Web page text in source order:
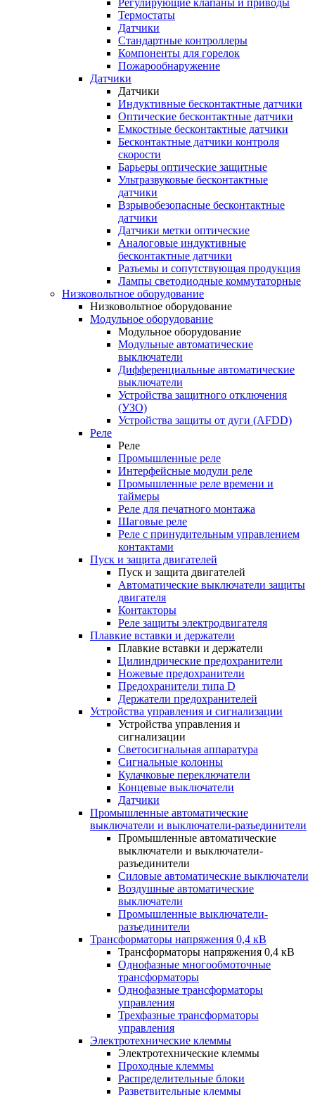
Регулирующие клапаны и приводы
Термостаты
Датчики
Стандартные контроллеры
Компоненты для горелок
Пожарообнаружение
Датчики
Датчики
Индуктивные бесконтактные датчики
Оптические бесконтактные датчики
Емкостные бесконтактные датчики
Бесконтактные датчики контроля
скорости
Барьеры оптические защитные
Ультразвуковые бесконтактные
датчики
Взрывобезопасные бесконтактные
датчики
Датчики метки оптические
Аналоговые индуктивные
бесконтактные датчики
Разъемы и сопутствующая продукция
Лампы светодиодные коммутаторные
Низковольтное оборудование
Низковольтное оборудование
Модульное оборудование
Модульное оборудование
Модульные автоматические
выключатели
Дифференциальные автоматические
выключатели
Устройства защитного отключения
(УЗО)
Устройства защиты от дуги (AFDD)
Реле
Реле
Промышленные реле
Интерфейсные модули реле
Промышленные реле времени и
таймеры
Реле для печатного монтажа
Шаговые реле
Реле с принудительным управлением
контактами
Пуск и защита двигателей
Пуск и защита двигателей
Автоматические выключатели защиты
двигателя
Контакторы
Реле защиты электродвигателя
Плавкие вставки и держатели
Плавкие вставки и держатели
Цилиндрические предохранители
Ножевые предохранители
Предохранители типа D
Держатели предохранителей
Устройства управления и сигнализации
Устройства управления и
сигнализации
Светосигнальная аппаратура
Сигнальные колонны
Кулачковые переключатели
Концевые выключатели
Датчики
Промышленные автоматические
выключатели и выключатели-разъединители
Промышленные автоматические
выключатели и выключатели-
разъединители
Силовые автоматические выключатели
Воздушные автоматические
выключатели
Промышленные выключатели-
разъединители
Трансформаторы напряжения 0,4 кВ
Трансформаторы напряжения 0,4 кВ
Однофазные многообмоточные
трансформаторы
Однофазные трансформаторы
управления
Трехфазные трансформаторы
управления
Электротехнические клеммы
Электротехнические клеммы
Проходные клеммы
Распределительные блоки
Разветвительные клеммы